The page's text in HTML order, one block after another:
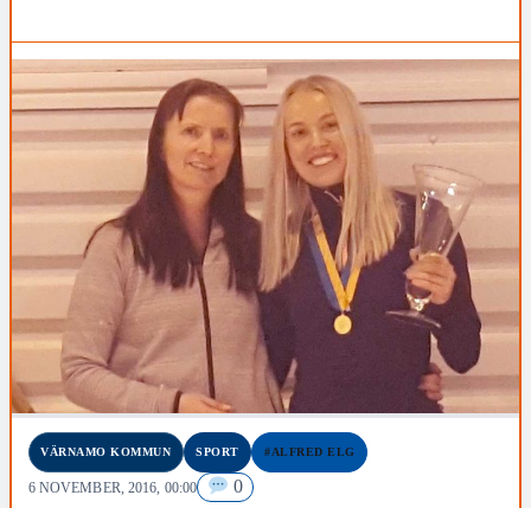
VÄRNAMO KOMMUN SPORT #ALFRED ELG
6 NOVEMBER, 2016, 00:00 0